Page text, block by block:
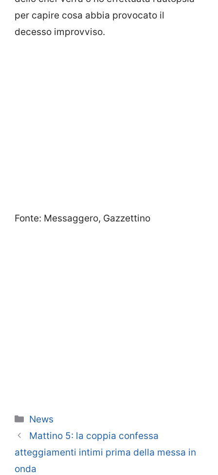
per capire cosa abbia provocato il
decesso improvviso.
Fonte: Messaggero, Gazzettino
Categorie
News
Mattino 5: la coppia confessa
atteggiamenti intimi prima della messa in
onda